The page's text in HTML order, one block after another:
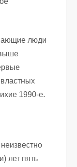
люди
1990-е.
лет пять